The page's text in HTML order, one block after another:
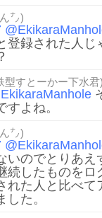
㌨)
登録された人
型すとーかー下水君
すよね。
㌨)
いのでとりあ
続したものを
れた人と比べ
た。